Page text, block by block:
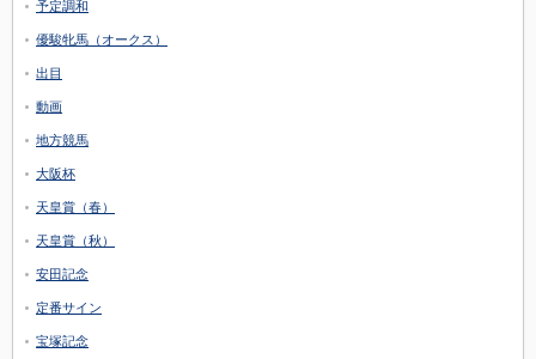
予定調和
優駿牝馬（オークス）
出目
動画
地方競馬
大阪杯
天皇賞（春）
天皇賞（秋）
安田記念
定番サイン
宝塚記念